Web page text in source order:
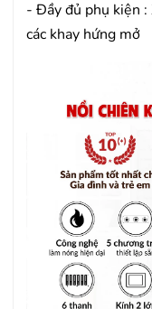
- Đầy đủ phụ kiện :
các khay hứng mở